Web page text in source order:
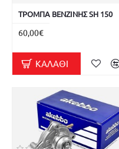
ΤΡΟΜΠΑ ΒΕΝΖΙΝΗΣ SH 150
60,00€
ΚΑΛΆΘΙ